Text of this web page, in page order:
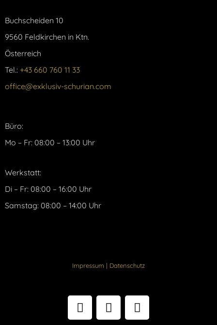
Buchscheiden 10
9560 Feldkirchen in Ktn.
Österreich
Tel.: +43 660 760 11 33
office@exklusiv-schurian.com
Büro:
Mo – Fr: 08:00 – 13:00 Uhr
Werkstatt:
Di – Fr: 08:00 – 16:00 Uhr
Samstag: 08:00 – 14:00 Uhr
Impressum | Datenschutz
F
a
I
n
Y
o